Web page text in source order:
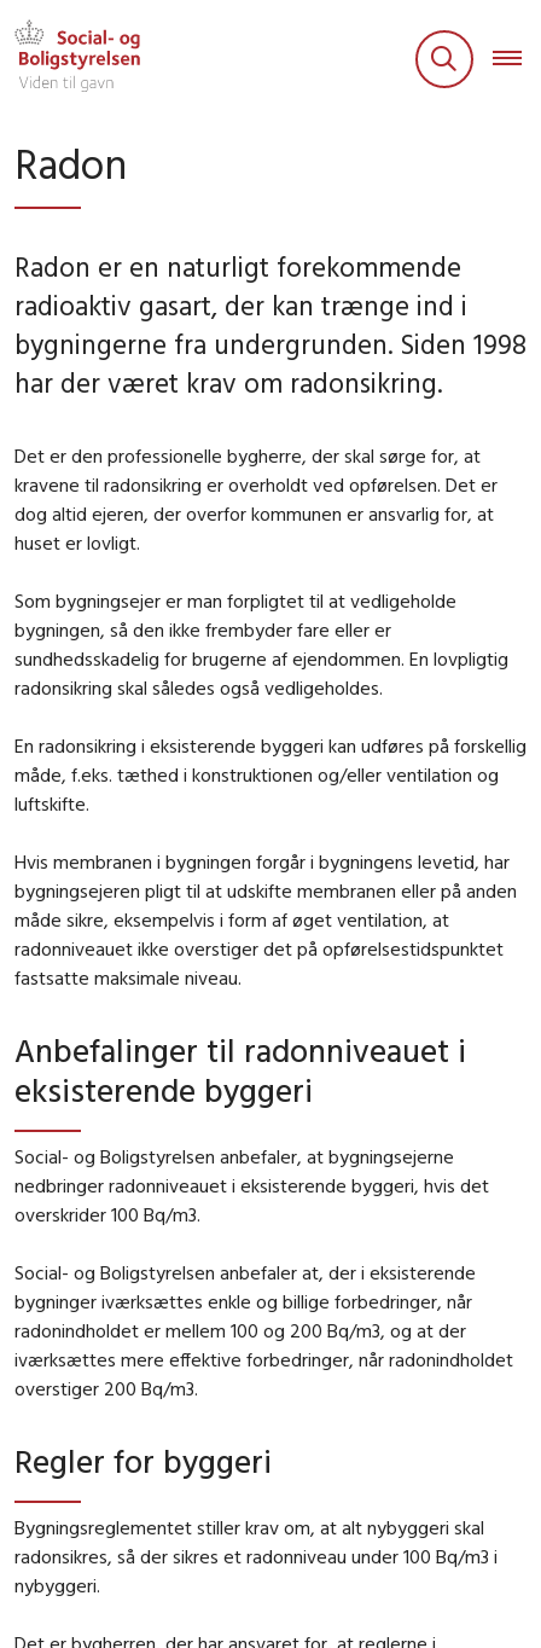
Radon
Radon er en naturligt forekommende
radioaktiv gasart, der kan trænge ind i
bygningerne fra undergrunden. Siden 1998
har der været krav om radonsikring.
Det er den professionelle bygherre, der skal sørge for, at
kravene til radonsikring er overholdt ved opførelsen. Det er
dog altid ejeren, der overfor kommunen er ansvarlig for, at
huset er lovligt.
Som bygningsejer er man forpligtet til at vedligeholde
bygningen, så den ikke frembyder fare eller er
sundhedsskadelig for brugerne af ejendommen. En lovpligtig
radonsikring skal således også vedligeholdes.
En radonsikring i eksisterende byggeri kan udføres på forskellig
måde, f.eks. tæthed i konstruktionen og/eller ventilation og
luftskifte.
Hvis membranen i bygningen forgår i bygningens levetid, har
bygningsejeren pligt til at udskifte membranen eller på anden
måde sikre, eksempelvis i form af øget ventilation, at
radonniveauet ikke overstiger det på opførelsestidspunktet
fastsatte maksimale niveau.
Anbefalinger til radonniveauet i
eksisterende byggeri
Social- og Boligstyrelsen anbefaler, at bygningsejerne
nedbringer radonniveauet i eksisterende byggeri, hvis det
overskrider 100 Bq/m3.
Social- og Boligstyrelsen anbefaler at, der i eksisterende
bygninger iværksættes enkle og billige forbedringer, når
radonindholdet er mellem 100 og 200 Bq/m3, og at der
iværksættes mere effektive forbedringer, når radonindholdet
overstiger 200 Bq/m3.
Regler for byggeri
Bygningsreglementet stiller krav om, at alt nybyggeri skal
radonsikres, så der sikres et radonniveau under 100 Bq/m3 i
nybyggeri.
Det er bygherren, der har ansvaret for, at reglerne i